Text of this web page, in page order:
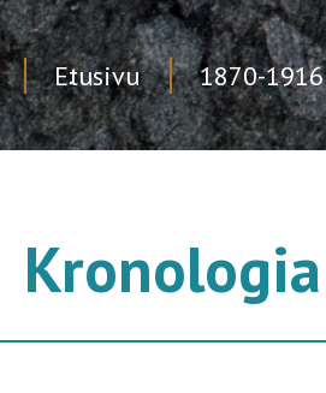
Etusivu 1870-1916
Kronologia